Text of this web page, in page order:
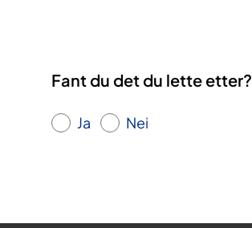
Fant du det du lette etter?
Ja Nei